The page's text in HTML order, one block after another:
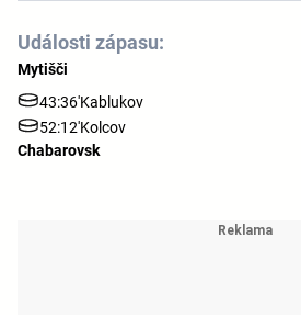
Události zápasu:
Mytišči
43:36'Kablukov
52:12'Kolcov
Chabarovsk